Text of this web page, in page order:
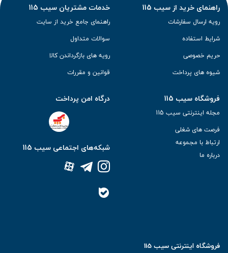
راهنمای خرید از سیب 115
رویه ارسال سفارشات
شرایط استفاده
حریم خصوصی
شیوه های پرداخت
خدمات مشتریان سیب 115
راهنمای جامع خرید از سایت
سوالات متداول
رویه های بازگرداندن کالا
قوانین و مقررات
فروشگاه سیب 115
مجله اینترنتی سیب 115
فرصت های شغلی
ارتباط با مجموعه
درباره ما
درگاه امن پرداخت
شبکه‌های اجتماعی سیب 115
فروشگاه اینترنتی سیب 115